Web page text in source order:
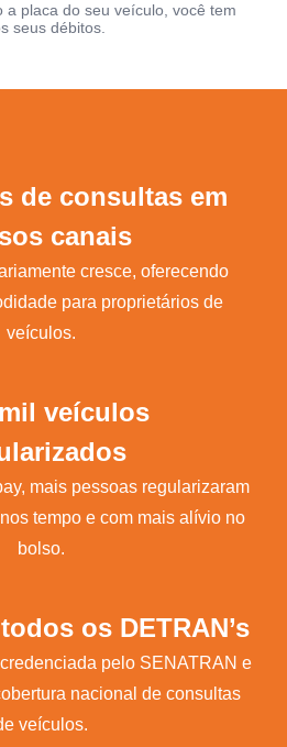
a placa do seu veículo, você tem
seus débitos.
de consultas em
canais
cresce, oferecendo
para proprietários de
veículos.
veículos
mais pessoas regularizaram
tempo e com mais alívio no
bolso.
os DETRAN’s
pelo SENATRAN e
nacional de consultas
veículos.